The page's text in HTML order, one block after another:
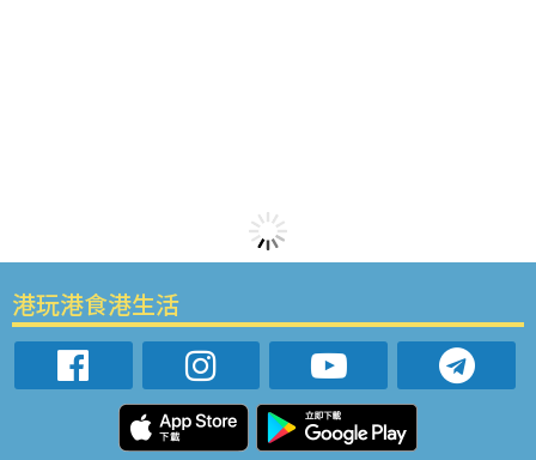
港玩港食港生活